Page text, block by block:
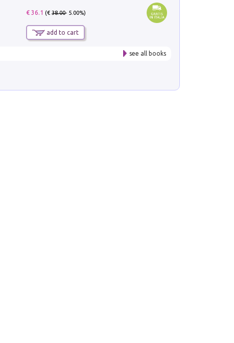
€ 36.1 (€38.00- 5.00%)
add to cart
see all books